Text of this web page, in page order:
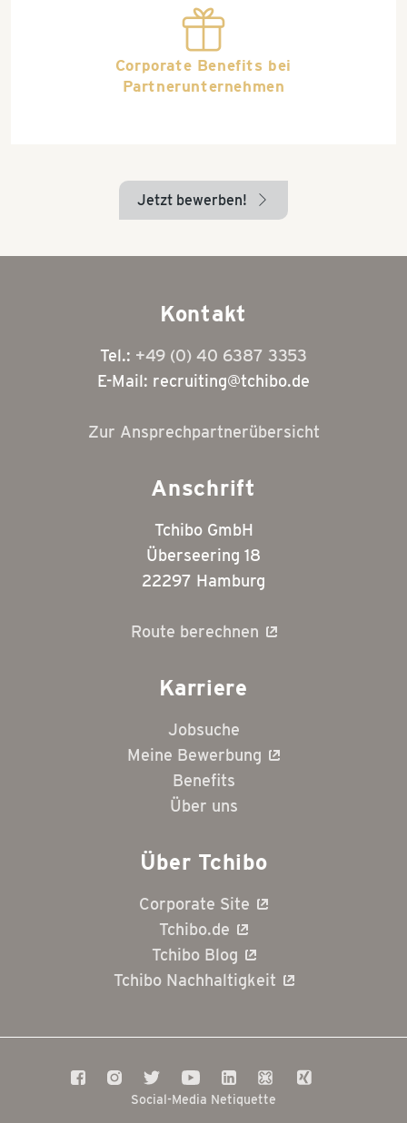
gift_wrap
Corporate Benefits bei
Partnerunternehmen
Jetzt bewerben! arrow_right
Kontakt
Tel.: +49 (0) 40 6387 3353
E-Mail: recruiting@tchibo.de
Zur Ansprechpartnerübersicht
Anschrift
Tchibo GmbH
Überseering 18
22297 Hamburg
Route berechnen
Karriere
Jobsuche
Meine Bewerbung
Benefits
Über uns
Über Tchibo
Corporate Site
Tchibo.de
Tchibo Blog
Tchibo Nachhaltigkeit
Social-Media Netiquette